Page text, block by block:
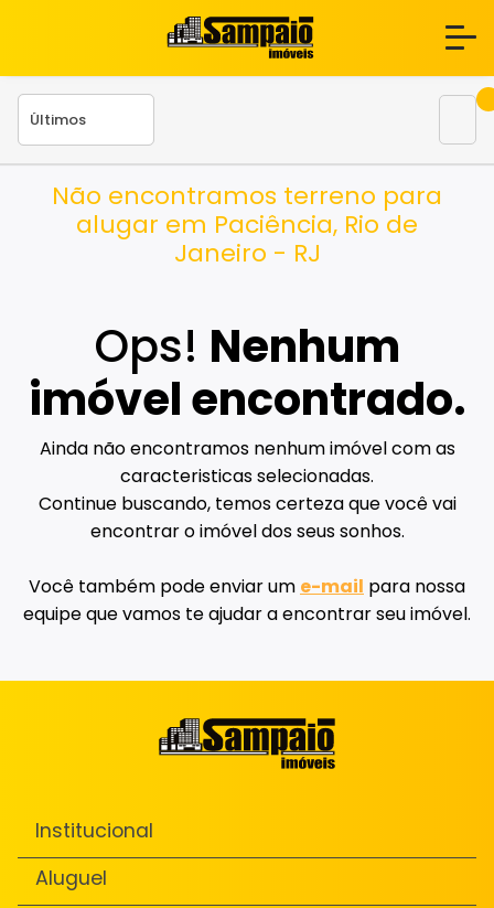
Não encontramos terreno para
alugar em Paciência, Rio de
Janeiro - RJ
Ops! Nenhum
imóvel encontrado.
Ainda não encontramos nenhum imóvel com as
caracteristicas selecionadas.
Continue buscando, temos certeza que você vai
encontrar o imóvel dos seus sonhos.
Você também pode enviar um e-mail para nossa
equipe que vamos te ajudar a encontrar seu imóvel.
Institucional
Aluguel